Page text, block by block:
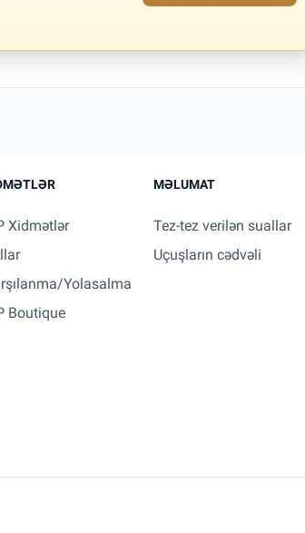
Xidmətlər
Yolasalma
Boutique
MƏLUMAT
Tez-tez verilən suallar
Uçuşların cədvəli